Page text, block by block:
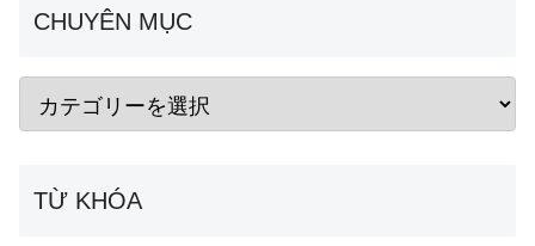
CHUYÊN MỤC
TỪ KHÓA